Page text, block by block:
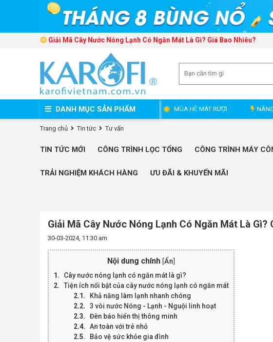
Giải Mã Cây Nước Nóng Lạnh Có Ngăn Mát Là Gì? Giá Bao Nhiêu?
DANH MỤC SẢN PHẨM MÙA HÈ MÁT RƯỢI
Trang chủ Tin tức Tư vấn
TIN TỨC MỚI CÔNG TRÌNH LỌC TỔNG CÔNG TRÌNH MÁY
TRẢI NGHIỆM KHÁCH HÀNG ƯU ĐÃI & KHUYẾN MÃI
Giải Mã Cây Nước Nóng Lạnh Có Ngăn Mát Là Gì?
30-03-2024, 11:30 am
Nội dung chính [Ẩn
Cây nước nóng lạnh có ngăn mát là gì?
Tiện ích nổi bật của cây nước nóng lạnh có ngăn mát
Khả năng làm lạnh nhanh chóng
3 vòi nước Nóng - Lạnh - Nguội linh hoạt
Đèn báo hiển thị thông minh
An toàn với trẻ nhỏ
Bảo vệ sức khỏe gia đình